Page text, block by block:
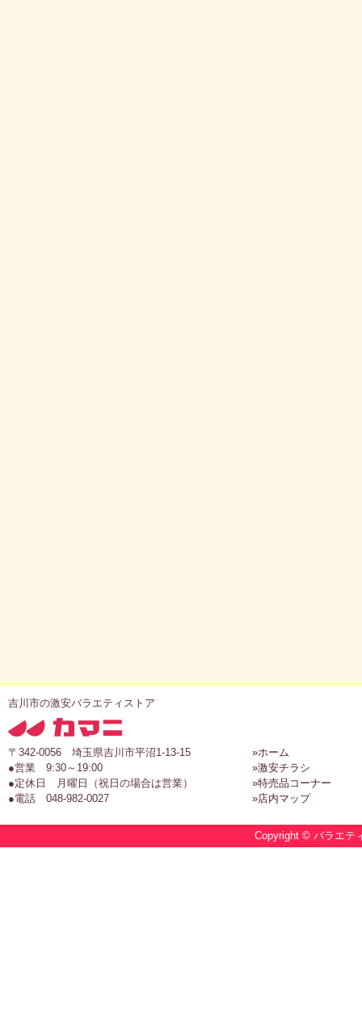
吉川市の激安バラエティストア
〒342-0056 埼玉県吉川市平沼1-13-15
●営業 9:30～19:00
●定休日 月曜日（祝日の場合は営業）
●電話 048-982-0027
»ホーム
»激安チラシ
»特売品コーナー
»店内マップ
Copyright © バラエ